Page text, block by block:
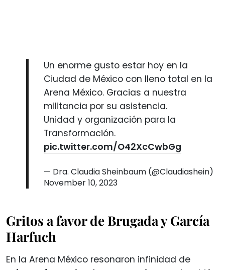
Un enorme gusto estar hoy en la
Ciudad de México con lleno total en la
Arena México. Gracias a nuestra
militancia por su asistencia.
Unidad y organización para la
Transformación.
pic.twitter.com/O42XcCwbGg
— Dra. Claudia Sheinbaum (@Claudiashein)
November 10, 2023
Gritos a favor de Brugada y García
Harfuch
En la Arena México resonaron infinidad de